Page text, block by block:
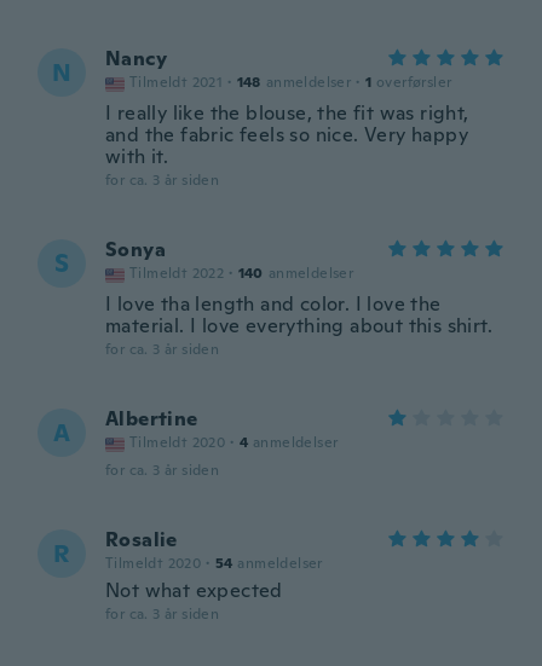
N Nancy
Tilmeldt 2021 · 148 anmeldelser · 1 overførsler
I really like the blouse, the fit was right,
and the fabric feels so nice. Very happy
with it.
for ca. 3 år siden
S Sonya
Tilmeldt 2022 · 140 anmeldelser
I love tha length and color. I love the
material. I love everything about this shirt.
for ca. 3 år siden
A Albertine
Tilmeldt 2020 · 4 anmeldelser
for ca. 3 år siden
R Rosalie
Tilmeldt 2020 · 54 anmeldelser
Not what expected
for ca. 3 år siden